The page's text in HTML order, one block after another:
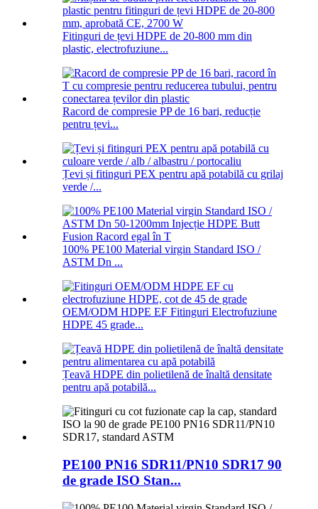
Fitinguri de țevi HDPE de 20-800 mm din
plastic, electrofuziune...
Racord de compresie PP de 16 bari, reducție
pentru țevi...
Țevi și fitinguri PEX pentru apă potabilă cu grilaj
verde /...
100% PE100 Material virgin Standard ISO /
ASTM Dn ...
OEM/ODM HDPE EF Fitinguri Electrofuziune
HDPE 45 grade...
Țeavă HDPE din polietilenă de înaltă densitate
pentru apă potabilă...
PE100 PN16 SDR11/PN10 SDR17 90
de grade ISO Stan...